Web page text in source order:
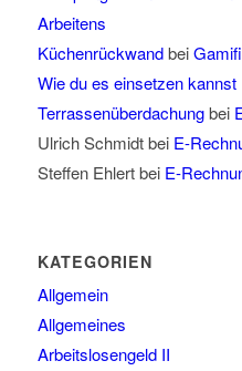
Arbeitens
Küchenrückwandbei
Wie du es einsetzen kannst
Terrassenüberdachungbei
Ulrich Schmidtbei E-
Steffen Ehlertbei E-
KATEGORIEN
Allgemein
Allgemeines
Arbeitslosengeld II